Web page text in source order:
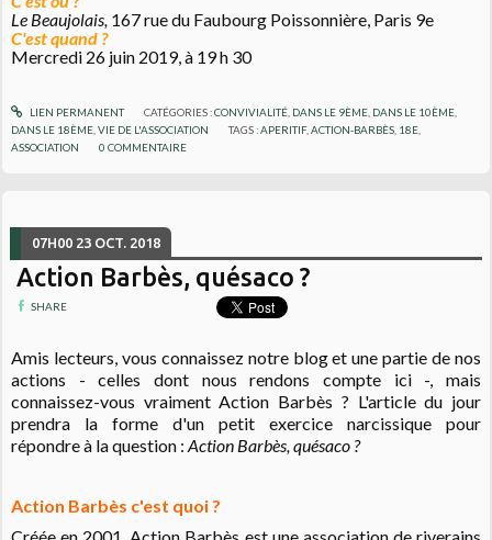
Le Beaujolais, 167 rue du Faubourg Poissonnière, Paris 9e
C'est quand ?
Mercredi 26 juin 2019, à 19 h 30
LIEN PERMANENT CATÉGORIES :CONVIVIALITÉ, DANS LE 9ÈME, DANS LE 10ÈME,
DANS LE 18ÈME ,VIE DE L'ASSOCIATION TAGS :APERITIF,ACTION-BARBÈS 18E
ASSOCIATION
0 COMMENTAIRE
07H00 23 OCT. 2018
Action Barbès, quésaco ?
SHARE
Amis lecteurs, vous connaissez notre blog et une partie de nos
actions - celles dont nous rendons compte ici -, mais
connaissez-vous vraiment Action Barbès ? L'article du jour
prendra la forme d'un petit exercice narcissique pour
répondre à la question :Action Barbès, quésaco ?
Action Barbès c'est quoi ?